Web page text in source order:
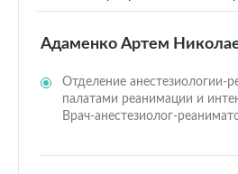
Адаменко Артем
Отделение анестезиологии-
палатами реанимации и
Врач-анестезиолог-